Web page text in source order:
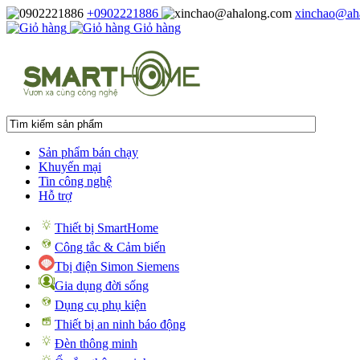
+0902221886
Giỏ hàng
Sản phẩm bán chạy
Khuyến mại
Tin công nghệ
Hỗ trợ
Thiết bị SmartHome
Công tắc & Cảm biến
Tbị điện Simon Siemens
Gia dụng đời sống
Dụng cụ phụ kiện
Thiết bị an ninh báo động
Đèn thông minh